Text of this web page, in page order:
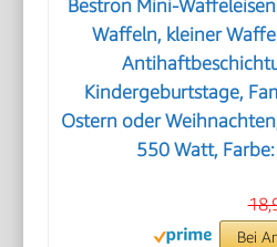
Bestron Mini-
Waffeln, kleiner
Kindergeburtstage,
Ostern oder
550 Watt, Farbe:
Bei